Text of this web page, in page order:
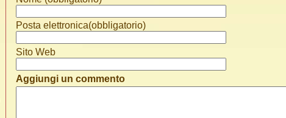
Posta elettronica(obbligatorio)
Sito Web
Aggiungi un commento